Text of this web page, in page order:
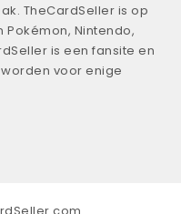
TheCardSeller is op
Nintendo,
is een fansite en
voor enige